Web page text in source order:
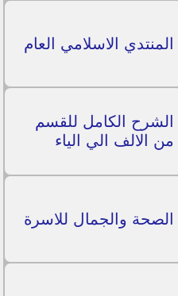
المنتدي الاسلامي العام
الشرح الكامل للقسم
من الالف الي الياء
الصحة والجمال للاسرة